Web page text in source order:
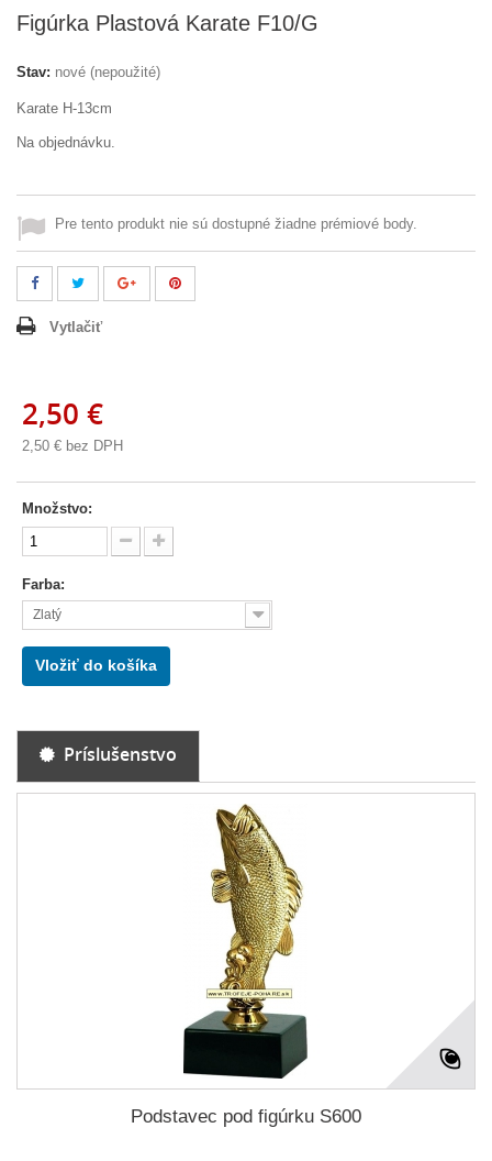
Figúrka Plastová Karate F10/G
Stav: nové (nepoužité)
Karate H-13cm
Na objednávku.
Pre tento produkt nie sú dostupné žiadne prémiové body.
Vytlačiť
2,50 €
2,50 € bez DPH
Množstvo:
Farba:
Zlatý
Vložiť do košíka
Príslušenstvo
Podstavec pod figúrku S600